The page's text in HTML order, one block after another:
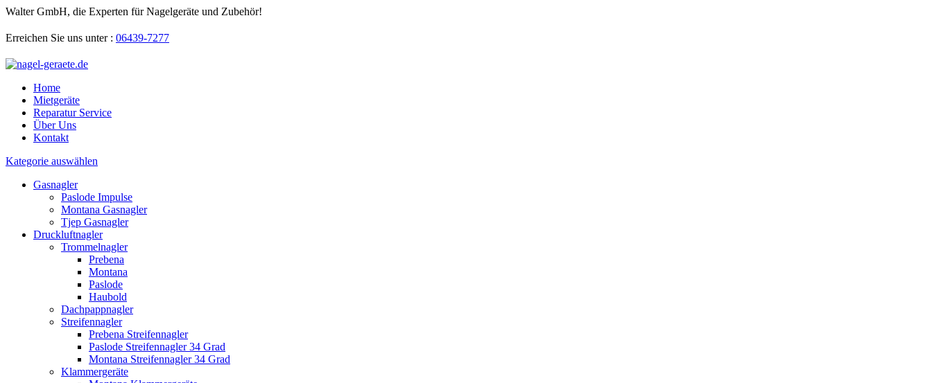
Walter GmbH, die Experten für Nagelgeräte und Zubehör!
Erreichen Sie uns unter : 06439-7277
Home
Mietgeräte
Reparatur Service
Über Uns
Kontakt
Kategorie auswählen
Gasnagler
Paslode Impulse
Montana Gasnagler
Tjep Gasnagler
Druckluftnagler
Trommelnagler
Prebena
Montana
Paslode
Haubold
Dachpappnagler
Streifennagler
Prebena Streifennagler
Paslode Streifennagler 34 Grad
Montana Streifennagler 34 Grad
Klammergeräte